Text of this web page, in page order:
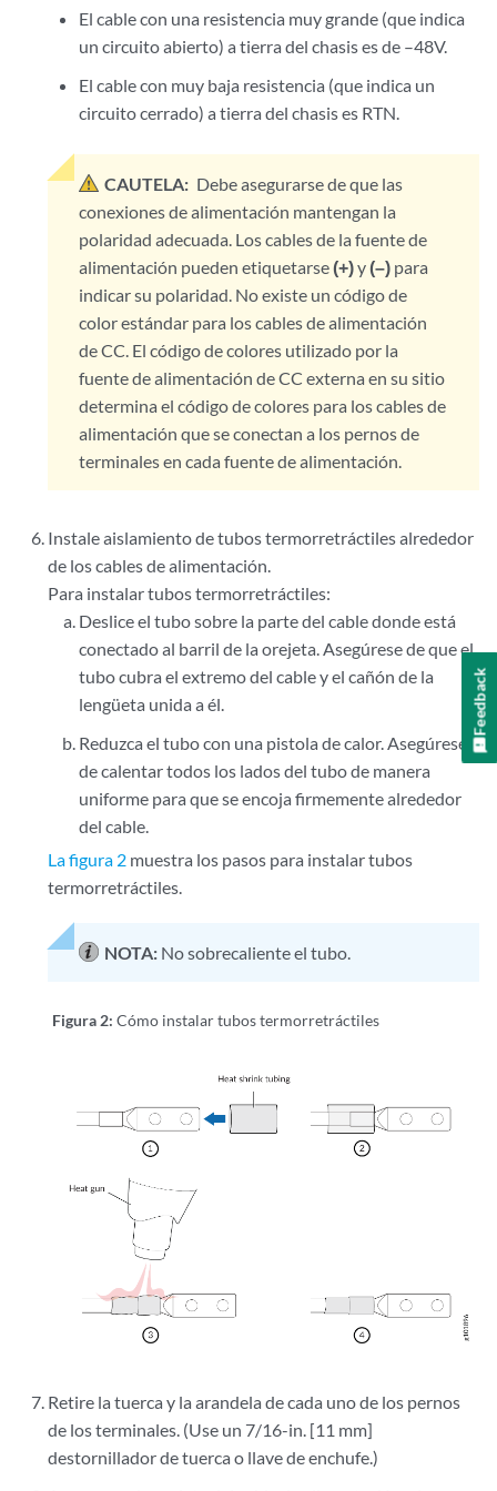
El cable con una resistencia muy grande (que indica
un circuito abierto) a tierra del chasis es de –48V.
El cable con muy baja resistencia (que indica un
circuito cerrado) a tierra del chasis es RTN.
CAUTELA: Debe asegurarse de que las
conexiones de alimentación mantengan la
polaridad adecuada. Los cables de la fuente de
alimentación pueden etiquetarse(+)y(–) para
indicar su polaridad. No existe un código de
color estándar para los cables de alimentación
de CC. El código de colores utilizado por la
fuente de alimentación de CC externa en su sitio
determina el código de colores para los cables de
alimentación que se conectan a los pernos de
terminales en cada fuente de alimentación.
Instale aislamiento de tubos termorretráctiles alrededor
de los cables de alimentación.
Para instalar tubos termorretráctiles:
Deslice el tubo sobre la parte del cable donde está
conectado al barril de la orejeta. Asegúrese de que el
tubo cubra el extremo del cable y el cañón de la
lengüeta unida a él.
Reduzca el tubo con una pistola de calor. Asegúrese
de calentar todos los lados del tubo de manera
uniforme para que se encoja firmemente alrededor
del cable.
La figura 2 muestra los pasos para instalar tubos
termorretráctiles.
NOTA: No sobrecaliente el tubo.
Figura 2:Cómo instalar tubos termorretráctiles
Retire la tuerca y la arandela de cada uno de los pernos
de los terminales. (Use un 7/16-in. [11 mm]
destornillador de tuerca o llave de enchufe.)
Feedback